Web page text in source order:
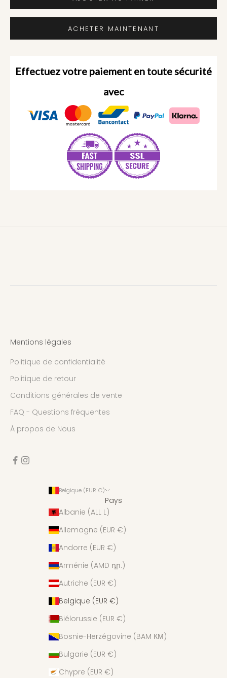
ACHETER MAINTENANT
Effectuez votre paiement en toute sécurité
avec
Mentions légales
Politique de confidentialité
Politique de retour
Conditions générales de vente
FAQ - Questions fréquentes
À propos de Nous
Belgique (EUR €)
Pays
Albanie (ALL L)
Allemagne (EUR €)
Andorre (EUR €)
Arménie (AMD դր.)
Autriche (EUR €)
Belgique (EUR €)
Biélorussie (EUR €)
Bosnie-Herzégovine (BAM КМ)
Bulgarie (EUR €)
Chypre (EUR €)